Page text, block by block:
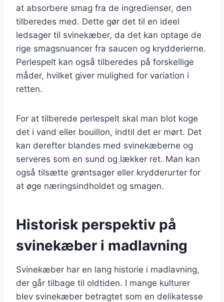
at absorbere smag fra de ingredienser, den
tilberedes med. Dette gør det til en ideel
ledsager til svinekæber, da det kan optage de
rige smagsnuancer fra saucen og krydderierne.
Perlespelt kan også tilberedes på forskellige
måder, hvilket giver mulighed for variation i
retten.
For at tilberede perlespelt skal man blot koge
det i vand eller bouillon, indtil det er mørt. Det
kan derefter blandes med svinekæberne og
serveres som en sund og lækker ret. Man kan
også tilsætte grøntsager eller krydderurter for
at øge næringsindholdet og smagen.
Historisk perspektiv på
svinekæber i madlavning
Svinekæber har en lang historie i madlavning,
der går tilbage til oldtiden. I mange kulturer
blev svinekæber betragtet som en delikatesse